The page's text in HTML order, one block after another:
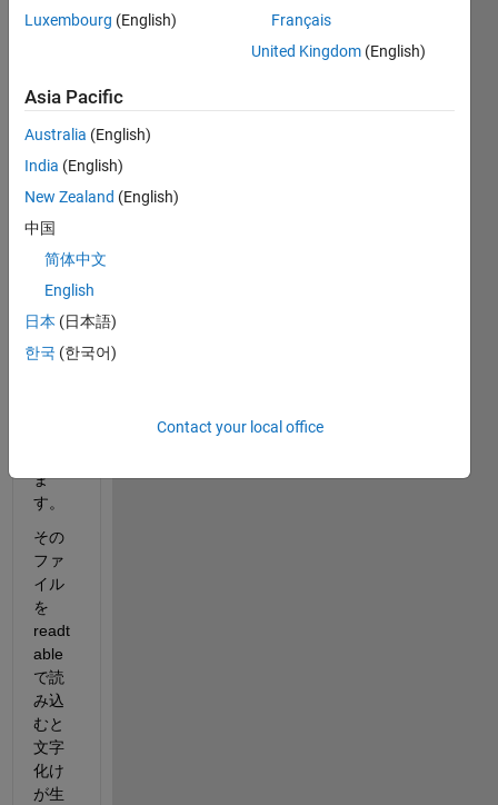
ータ
が何
ト以
内で
入っ
るの
かが
分か
いる
ま
す。
その
ファ
イル
を
readt
able
で読
み込
むと
文字
化け
が生
Luxembourg (English)
Français
United Kingdom (English)
Asia Pacific
Australia (English)
India (English)
New Zealand (English)
中国
简体中文
English
日本 (日本語)
한국 (한국어)
Contact your local office